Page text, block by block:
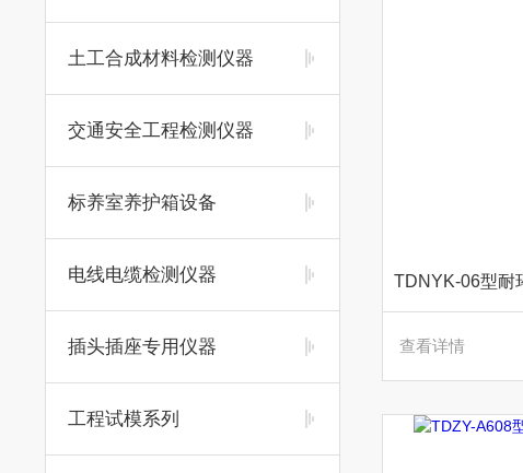
土工合成材料检测仪器
交通安全工程检测仪器
标养室养护箱设备
电线电缆检测仪器
插头插座专用仪器
工程试模系列
查看详情